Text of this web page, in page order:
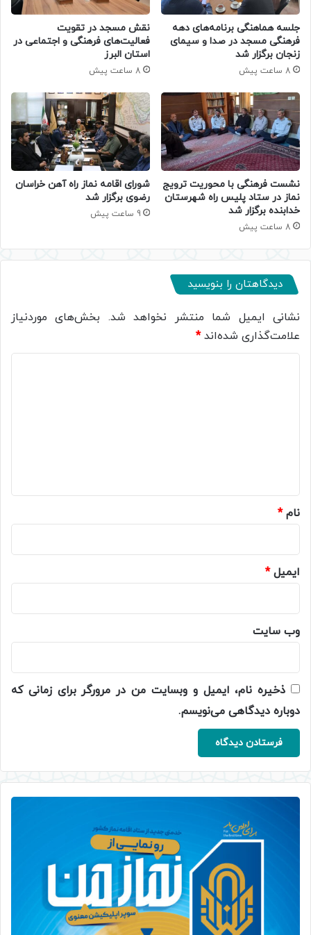
جلسه هماهنگی برنامه‌های دهه
فرهنگی مسجد در صدا و سیمای
زنجان برگزار شد
8 ساعت پیش
نقش مسجد در تقویت
فعالیت‌های فرهنگی و اجتماعی در
استان البرز
8 ساعت پیش
نشست فرهنگی با محوریت ترویج
نماز در ستاد پلیس راه شهرستان
خدابنده برگزار شد
8 ساعت پیش
شورای اقامه نماز راه آهن خراسان
رضوی برگزار شد
9 ساعت پیش
دیدگاهتان را بنویسید
نشانی ایمیل شما منتشر نخواهد شد. بخش‌های موردنیاز
علامت‌گذاری شده‌اند*
نام*
ایمیل*
وب‌ سایت
ذخیره نام، ایمیل و وبسایت من در مرورگر برای زمانی که
دوباره دیدگاهی می‌نویسم.